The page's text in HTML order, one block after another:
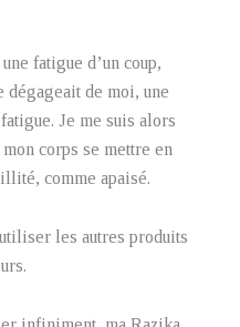
fatigue d’un coup,
dégageait de moi, une
Je me suis alors
corps se mettre en
comme apaisé.
les autres produits